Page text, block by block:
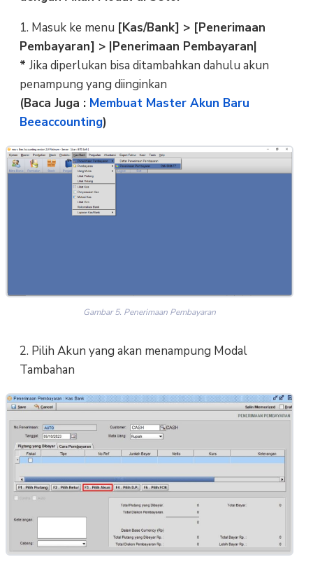
1. Masuk ke menu [Kas/Bank] > [Penerimaan
Pembayaran] > |Penerimaan Pembayaran|
* Jika diperlukan bisa ditambahkan dahulu akun
penampung yang diinginkan
(Baca Juga : Membuat Master Akun Baru
Beeaccounting)
Gambar 5. Penerimaan Pembayaran
2. Pilih Akun yang akan menampung Modal
Tambahan